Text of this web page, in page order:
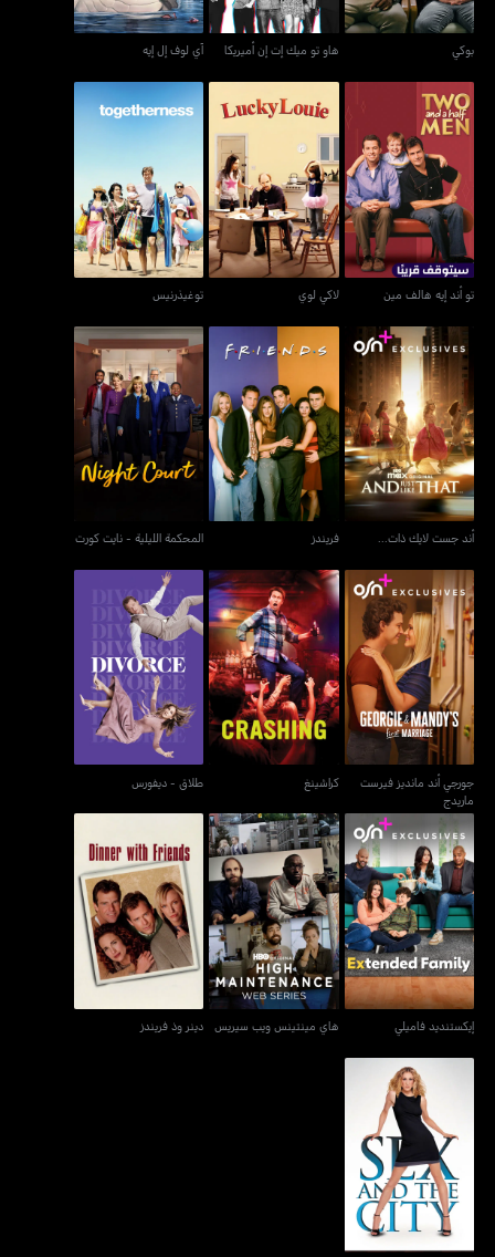
بوكي هاو تو ميك إت إن أميريكا آي لوف إل إيه
تو أند إيه هالف مين
تو أند إيه هالف مين
لاكي لوي
لاكي لوي
توغيذرنيس
توغيذرنيس
أند جست لايك ذات...
أند جست لايك ذات...
فريندز
فريندز
المحكمة الليلية - نايت كورت
المحكمة الليلية - نايت كورت
جورجي أند مانديز فيرست
ماريدج
جورجي أند مانديز فيرست
ماريدج
كراشينغ
كراشينغ
طلاق - ديفورس
طلاق - ديفورس
إيكستنديد فاميلي
إيكستنديد فاميلي
هاي مينتينس ويب سيريس
هاي مينتينس ويب سيريس
دينر وذ فريندز
دينر وذ فريندز
سيكس آند ذا سيتي